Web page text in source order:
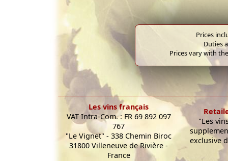
Prices
Duties
Prices vary with
Les vins français
VAT Intra-Com. : FR 69 892 097
767
"Le Vignet" - 338 Chemin Biroc
31800 Villeneuve de Rivière -
France
"Les
exclusive